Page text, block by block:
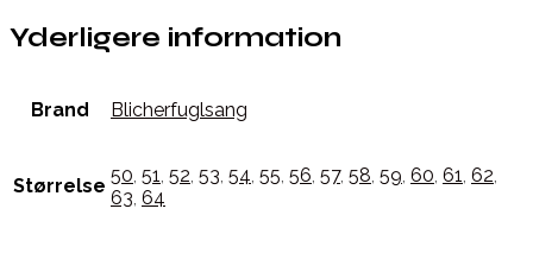
Yderligere information
Brand Blicherfuglsang
Størrelse 50, 51, 52, 53, 54, 55, 56, 57, 58, 59, 60, 61, 62,
63, 64